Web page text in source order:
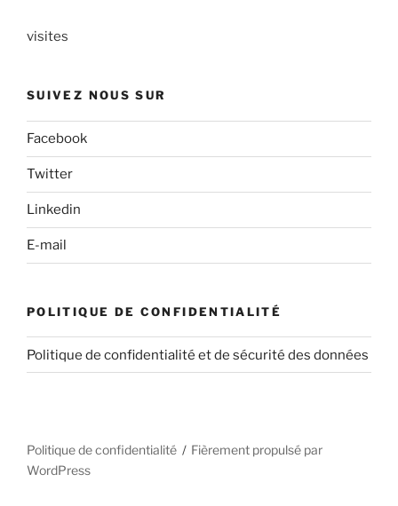
visites
SUIVEZ NOUS SUR
Facebook
Twitter
Linkedin
E-mail
POLITIQUE DE CONFIDENTIALITÉ
Politique de confidentialité et de sécurité des données
Politique de confidentialité
Fièrement propulsé par
WordPress